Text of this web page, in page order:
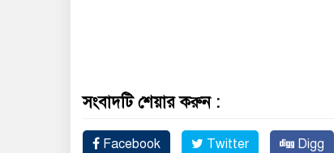
সংবাদটি শেয়ার করুন :
Facebook Twitter Digg